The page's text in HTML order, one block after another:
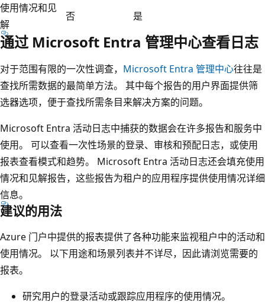
使用情况和见
解
否 是
通过 Microsoft Entra 管理中心查看日志
对于范围有限的一次性调查， Microsoft Entra 管理中心往往是
查找所需数据的最简单方法。 其中每个报告的用户界面提供筛
选器选项，便于查找所需条目来解决方案的问题。
Microsoft Entra 活动日志中捕获的数据会在许多报告和服务中
使用。 可以查看一次性场景的登录、审核和预配日志，或使用
报表查看模式和趋势。 Microsoft Entra 活动日志还会填充使用
情况和见解报告，这些报告为租户的应用程序提供使用情况详细
信息。
建议的用法
Azure 门户中提供的报表提供了各种功能来监视租户中的活动和
使用情况。 以下用途和场景列表并不详尽，因此请浏览需要的
报表。
研究用户的登录活动或跟踪应用程序的使用情况。